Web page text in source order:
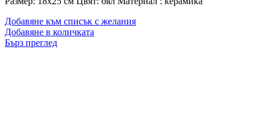
Добавяне към списък с желания
Добавяне в количката
Бърз преглед